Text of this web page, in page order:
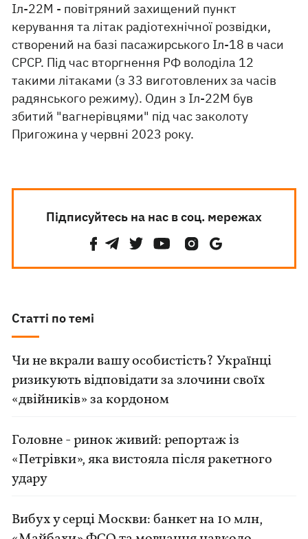
Іл-22М - повітряний захищений пункт
керування та літак радіотехнічної розвідки,
створений на базі пасажирського Іл-18 в часи
СРСР. Під час вторгнення РФ володіла 12
такими літаками (з 33 виготовлених за часів
радянського режиму). Один з Іл-22М був
збитий "вагнерівцями" під час заколоту
Пригожина у червні 2023 року.
Підписуйтесь на нас в соц. мережах
Статті по темі
Чи не вкрали вашу особистість? Українці
ризикують відповідати за злочини своїх
«двійників» за кордоном
Головне - ринок живий: репортаж із
«Петрівки», яка вистояла після ракетного
удару
Вибух у серці Москви: банкет на 10 млн,